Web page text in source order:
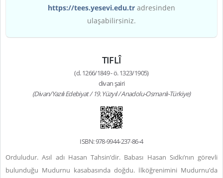
https://tees.yesevi.edu.tr adresinden
ulaşabilirsiniz.
TIFLÎ
(d. 1266/1849 - ö. 1323/1905)
divan şairi
(Divan/Yazılı Edebiyat / 19. Yüzyıl / Anadolu-Osmanlı-Türkiye)
ISBN: 978-9944-237-86-4
Orduludur. Asıl adı Hasan Tahsin’dir. Babası Hasan Sıdkı’nın görevli
bulunduğu Mudurnu kasabasında doğdu. İlköğrenimini Mudurnu’da